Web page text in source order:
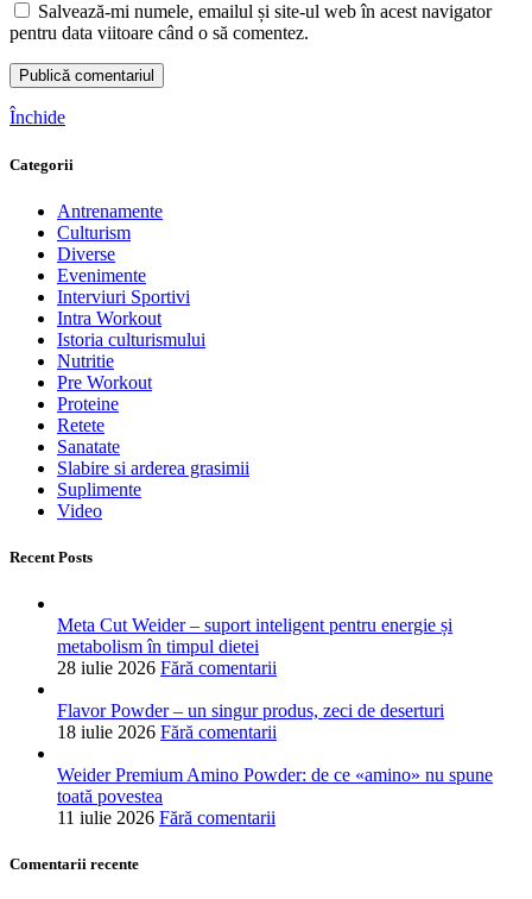
Salvează-mi numele, emailul și site-ul web în acest navigator
pentru data viitoare când o să comentez.
Închide
Categorii
Antrenamente
Culturism
Diverse
Evenimente
Interviuri Sportivi
Intra Workout
Istoria culturismului
Nutritie
Pre Workout
Proteine
Retete
Sanatate
Slabire si arderea grasimii
Suplimente
Video
Recent Posts
Meta Cut Weider – suport inteligent pentru energie și
metabolism în timpul dietei
28 iulie 2026 Fără comentarii
Flavor Powder – un singur produs, zeci de deserturi
18 iulie 2026 Fără comentarii
Weider Premium Amino Powder: de ce «amino» nu spune
toată povestea
11 iulie 2026 Fără comentarii
Comentarii recente